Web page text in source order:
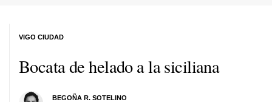
Bocata de helado a la siciliana
BEGOÑA R. SOTELINO
VIGO CIUDAD